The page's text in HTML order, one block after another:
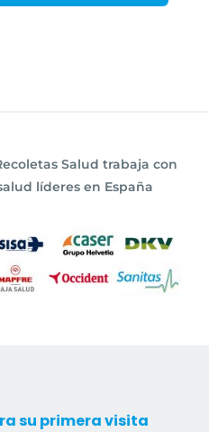
Salud trabaja con
líderes en España
su primera visita